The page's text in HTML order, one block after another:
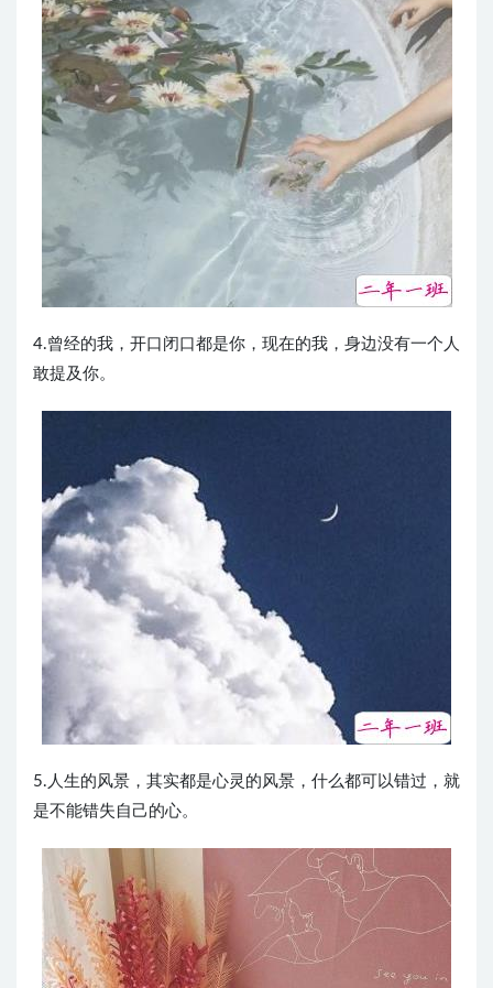
4.曾经的我，开口闭口都是你，现在的我，身边没有一个人
敢提及你。
5.人生的风景，其实都是心灵的风景，什么都可以错过，就
是不能错失自己的心。